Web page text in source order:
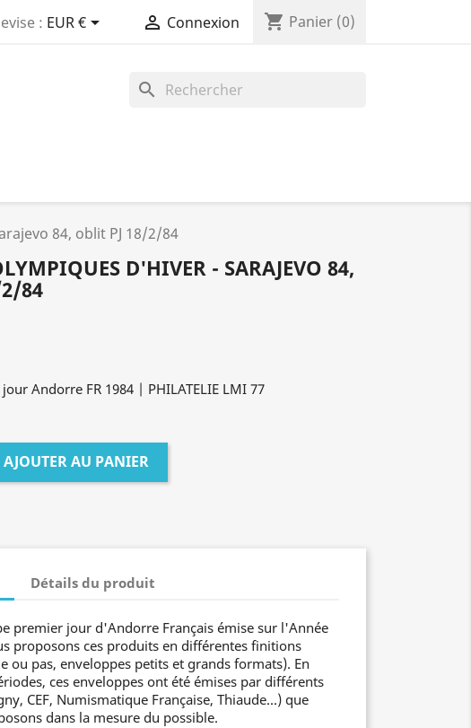
: EUR €  Connexion shopping_cart Panier (0)
search
84, oblit PJ 18/2/84
D'HIVER - SARAJEVO 84,
84
Andorre FR 1984 | PHILATELIE LMI 77
AJOUTER AU PANIER
Détails du produit
premier jour d'Andorre Français émise sur l'Année
proposons ces produits en différentes finitions
ou pas, enveloppes petits et grands formats). En
ces enveloppes ont été émises par différents
CEF, Numismatique Française, Thiaude...) que
dans la mesure du possible.